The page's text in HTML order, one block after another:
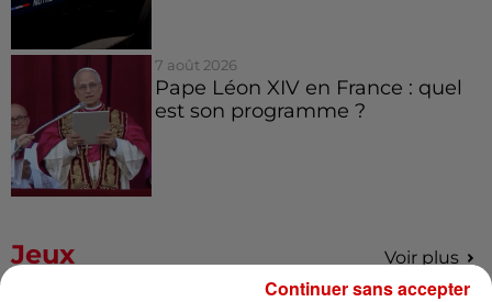
7 août 2026
Pape Léon XIV en France : quel
est son programme ?
Jeux Voir plus
Continuer sans accepter